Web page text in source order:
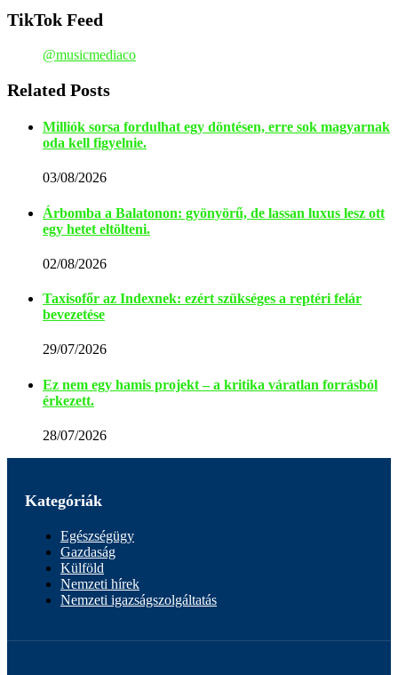
TikTok Feed
@musicmediaco
Related Posts
Milliók sorsa fordulhat egy döntésen, erre sok magyarnak
oda kell figyelnie.
03/08/2026
Árbomba a Balatonon: gyönyörű, de lassan luxus lesz ott
egy hetet eltölteni.
02/08/2026
Taxisofőr az Indexnek: ezért szükséges a reptéri felár
bevezetése
29/07/2026
Ez nem egy hamis projekt – a kritika váratlan forrásból
érkezett.
28/07/2026
Kategóriák
Egészségügy
Gazdaság
Külföld
Nemzeti hírek
Nemzeti igazságszolgáltatás